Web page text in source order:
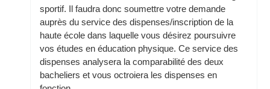
sportif. Il faudra donc soumettre votre demande
auprès du service des dispenses/inscription de la
haute école dans laquelle vous désirez poursuivre
vos études en éducation physique. Ce service des
dispenses analysera la comparabilité des deux
bacheliers et vous octroiera les dispenses en